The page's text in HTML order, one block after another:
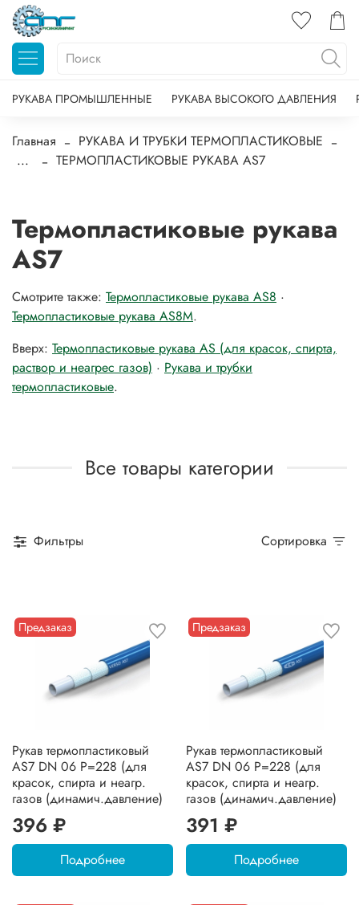
РУКАВА ПРОМЫШЛЕННЫЕ РУКАВА ВЫСОКОГО ДАВЛЕНИЯ
Главная
РУКАВА И ТРУБКИ ТЕРМОПЛАСТИКОВЫЕ
...
ТЕРМОПЛАСТИКОВЫЕ РУКАВА AS7
Термопластиковые рукава
AS7
Смотрите также: Термопластиковые рукава AS8 ·
Термопластиковые рукава AS8M.
Вверх: Термопластиковые рукава AS (для красок, спирта,
раствор и неагрес газов) · Рукава и трубки
термопластиковые.
Все товары категории
Фильтры Сортировка
Предзаказ
Рукав термопластиковый
AS7 DN 06 P=228 (для
красок, спирта и неагр.
газов (динамич.давление)
396 ₽
Подробнее
Предзаказ
Рукав термопластиковый
AS7 DN 06 P=228 (для
красок, спирта и неагр.
газов (динамич.давление)
391 ₽
Подробнее